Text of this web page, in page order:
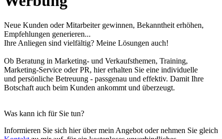
Neue Kunden oder Mitarbeiter gewinnen, Bekanntheit erhöhen,
Empfehlungen generieren...
Ihre Anliegen sind vielfältig? Meine Lösungen auch!
Ob Beratung in Marketing- und Verkaufsthemen, Training,
Marketing-Service oder PR, hier erhalten Sie eine individuelle
und persönliche Betreuung - passgenau und effektiv. Damit Ihre
Botschaft auch beim Kunden ankommt und überzeugt.
Was kann ich für Sie tun?
Informieren Sie sich hier über mein Angebot oder nehmen Sie gleich